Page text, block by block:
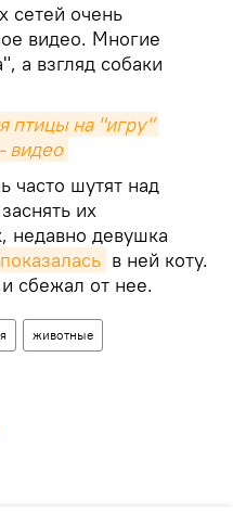
сетей очень
видео. Многие
а взгляд собаки
птицы на "игру"
видео
часто шутят над
их
недавно девушка
показалась в ней коту.
сбежал от нее.
животные